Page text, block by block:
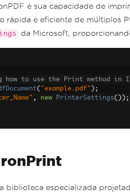
é sua capacidade de
rápida e eficiente de múltiplos
da Microsoft,
how to use the Print method in
( "example.pdf" );
, new PrinterSettings());
biblioteca especializada